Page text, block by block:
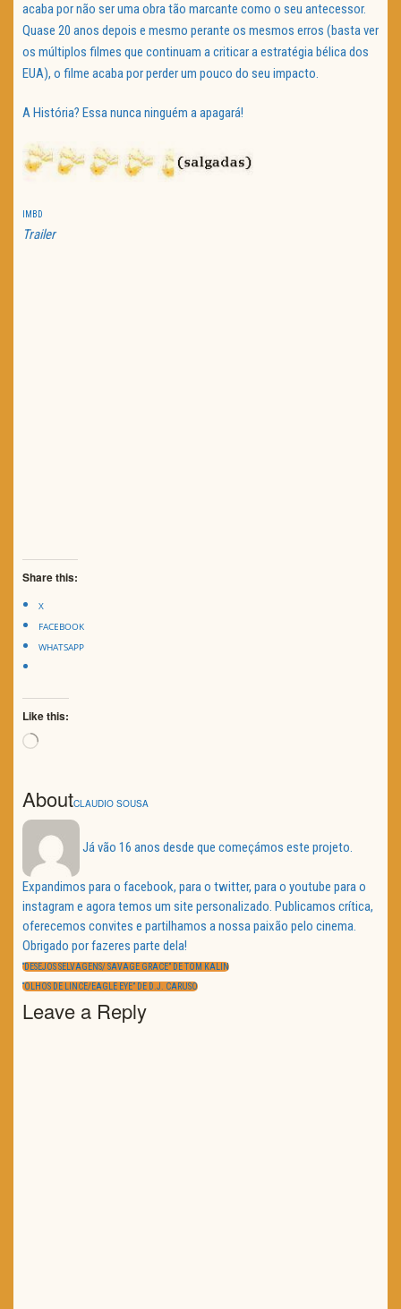
acaba por não ser uma obra tão marcante como o seu antecessor.
Quase 20 anos depois e mesmo perante os mesmos erros (basta ver
os múltiplos filmes que continuam a criticar a estratégia bélica dos
EUA), o filme acaba por perder um pouco do seu impacto.
A História? Essa nunca ninguém a apagará!
IMBD
Trailer
Share this:
X
FACEBOOK
WHATSAPP
Like this:
Loading…
AboutCLAUDIO SOUSA
Já vão 16 anos desde que começámos este projeto.
Expandimos para o facebook, para o twitter, para o youtube para o
instagram e agora temos um site personalizado. Publicamos crítica,
oferecemos convites e partilhamos a nossa paixão pelo cinema.
Obrigado por fazeres parte dela!
Navegação
de
artigos
PREVIOUS
POST:
“DESEJOS SELVAGENS/ SAVAGE GRACE” DE TOM KALIN
NEXT
POST:
“OLHOS DE LINCE/EAGLE EYE” DE D.J. CARUSO
Leave a Reply